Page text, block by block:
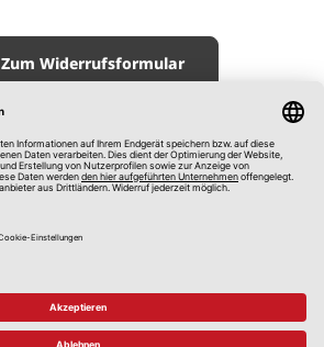
Zum Widerrufsformular
Impressum
AGB
Datenschutz
Hinweisgebersystem